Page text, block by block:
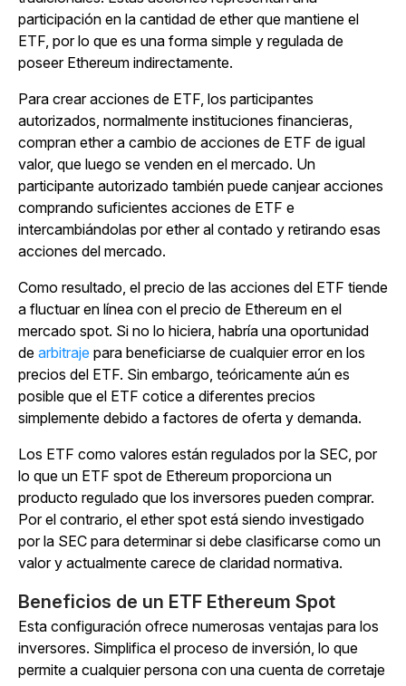
participación en la cantidad de ether que mantiene el
ETF, por lo que es una forma simple y regulada de
poseer Ethereum indirectamente.
Para crear acciones de ETF, los participantes
autorizados, normalmente instituciones financieras,
compran ether a cambio de acciones de ETF de igual
valor, que luego se venden en el mercado. Un
participante autorizado también puede canjear acciones
comprando suficientes acciones de ETF e
intercambiándolas por ether al contado y retirando esas
acciones del mercado.
Como resultado, el precio de las acciones del ETF tiende
a fluctuar en línea con el precio de Ethereum en el
mercado spot. Si no lo hiciera, habría una oportunidad
de arbitraje para beneficiarse de cualquier error en los
precios del ETF. Sin embargo, teóricamente aún es
posible que el ETF cotice a diferentes precios
simplemente debido a factores de oferta y demanda.
Los ETF como valores están regulados por la SEC, por
lo que un ETF spot de Ethereum proporciona un
producto regulado que los inversores pueden comprar.
Por el contrario, el ether spot está siendo investigado
por la SEC para determinar si debe clasificarse como un
valor y actualmente carece de claridad normativa.
Beneficios de un ETF Ethereum Spot
Esta configuración ofrece numerosas ventajas para los
inversores. Simplifica el proceso de inversión, lo que
permite a cualquier persona con una cuenta de corretaje